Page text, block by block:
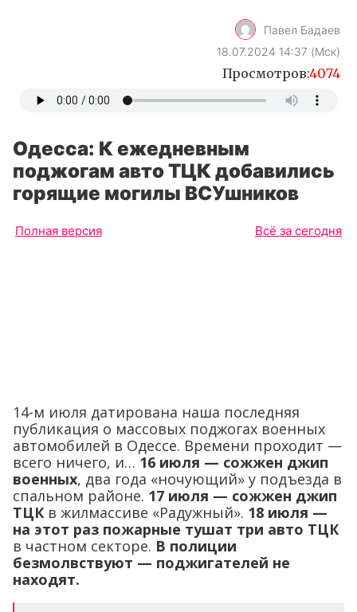
Павел Бадаев
18.07.2024 14:37 (Мск)
Просмотров:4074
Одесса: К ежедневным
поджогам авто ТЦК добавились
горящие могилы ВСУшников
Полная версия Всё за сегодня
14-м июля датирована наша последняя
публикация о массовых поджогах военных
автомобилей в Одессе. Времени проходит —
всего ничего, и… 16 июля — сожжен джип
военных, два года «ночующий» у подъезда в
спальном районе. 17 июля — сожжен джип
ТЦКв жилмассиве «Радужный». 18 июля —
на этот раз пожарные тушат три авто ТЦК
в частном секторе. В полиции
безмолвствуют — поджигателей не
находят.